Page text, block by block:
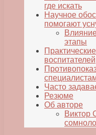
где искать
Научное
помогают
этапы
воспитателей
Часто
Резюме
Об авторе
Виктор